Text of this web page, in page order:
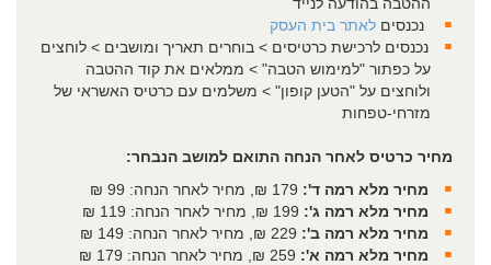
נכנסים לאתר בית העסק
נכנסים לרכישת כרטיסים > בוחרים תאריך ומושבים > לוחצים
על כפתור "למימוש הטבה" > ממלאים את קוד ההטבה
ולוחצים על "הטען קופון" > משלמים עם כרטיס האשראי של
מזרחי-טפחות
מחיר כרטיס לאחר הנחה התואם למושב הנבחר:
מחיר מלא רמה ד':
מחיר מלא רמה ג':
מחיר מלא רמה ב':
מחיר מלא רמה א': 259 ₪, מחיר לאחר הנחה: 179 ₪